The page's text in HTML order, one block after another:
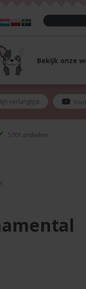
Bekijk onze
verlanglijst
5701 artikelen